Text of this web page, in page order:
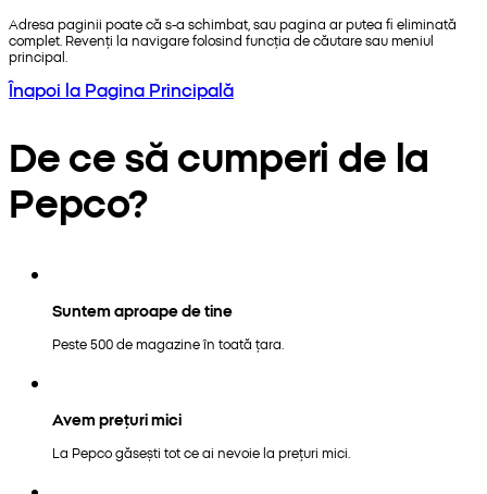
Adresa paginii poate că s-a schimbat, sau pagina ar putea fi eliminată
complet. Revenți la navigare folosind funcția de căutare sau meniul
principal.
Înapoi la Pagina Principală
De ce să cumperi de la
Pepco?
Suntem aproape de tine
Peste 500 de magazine în toată țara.
Avem prețuri mici
La Pepco găsești tot ce ai nevoie la prețuri mici.